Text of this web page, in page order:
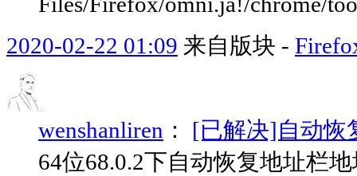
2020-02-22 01:09 来自版块 -
wenshanliren ： [已解决]自动恢
64位68.0.2下自动恢复地址栏